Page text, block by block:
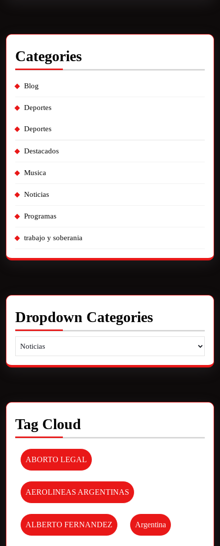
Categories
Blog
Deportes
Deportes
Destacados
Musica
Noticias
Programas
trabajo y soberania
Dropdown Categories
Tag Cloud
ABORTO LEGAL
AEROLINEAS ARGENTINAS
ALBERTO FERNANDEZ Argentina